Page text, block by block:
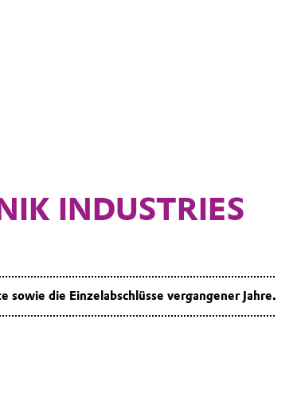
INDUSTRIES
die Einzelabschlüsse vergangener Jahre.